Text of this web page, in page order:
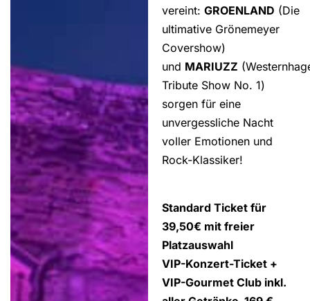
vereint: GROENLAND (Die
ultimative Grönemeyer
Covershow)
und MARIUZZ
Tribute Show No. 1)
sorgen für eine
unvergessliche Nacht
voller Emotionen und
Rock-Klassiker!
Standard Ticket für
39,50€ mit freier
Platzauswahl
VIP-Konzert-Ticket +
VIP-Gourmet Club inkl.